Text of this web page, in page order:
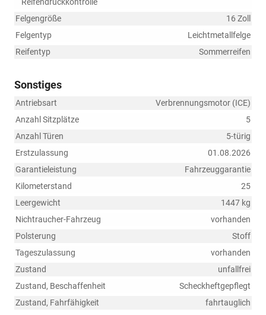
Felgengröße
16 Zoll
Felgentyp
Leichtmetallfelge
Reifentyp
Sommerreifen
Sonstiges
Antriebsart
Verbrennungsmotor (ICE)
Anzahl Sitzplätze
5
Anzahl Türen
5-türig
Erstzulassung
01.08.2026
Garantieleistung
Fahrzeuggarantie
Kilometerstand
25
Leergewicht
1447 kg
Nichtraucher-Fahrzeug
vorhanden
Polsterung
Stoff
Tageszulassung
vorhanden
Zustand
unfallfrei
Zustand, Beschaffenheit
Scheckheftgepflegt
Zustand, Fahrfähigkeit
fahrtauglich